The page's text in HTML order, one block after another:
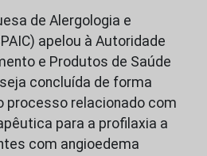
de Alergologia e
apelou à Autoridade
e Produtos de Saúde
concluída de forma
processo relacionado com
para a profilaxia a
com angioedema